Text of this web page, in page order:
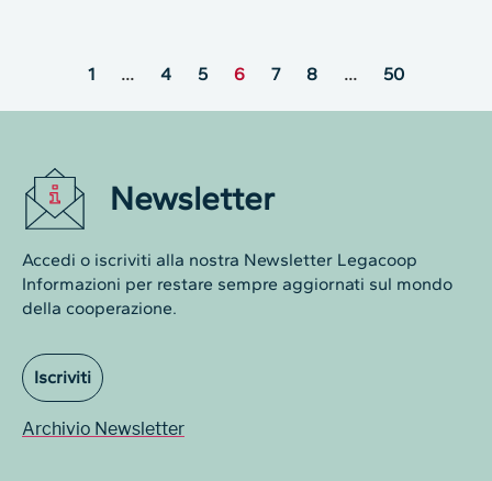
1 … 4 5 6 7 8 … 50
Newsletter
Accedi o iscriviti alla nostra Newsletter Legacoop
Informazioni per restare sempre aggiornati sul mondo
della cooperazione.
Iscriviti
Archivio Newsletter